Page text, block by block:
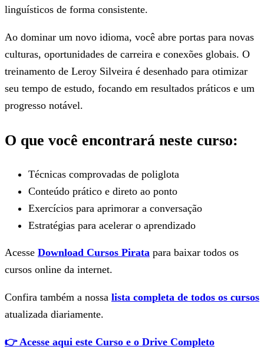
linguísticos de forma consistente.
Ao dominar um novo idioma, você abre portas para novas
culturas, oportunidades de carreira e conexões globais. O
treinamento de Leroy Silveira é desenhado para otimizar
seu tempo de estudo, focando em resultados práticos e um
progresso notável.
O que você encontrará neste curso:
Técnicas comprovadas de poliglota
Conteúdo prático e direto ao ponto
Exercícios para aprimorar a conversação
Estratégias para acelerar o aprendizado
Acesse Download Cursos Pirata para baixar todos os
cursos online da internet.
Confira também a nossa lista completa de todos os cursos
atualizada diariamente.
👉 Acesse aqui este Curso e o Drive Completo